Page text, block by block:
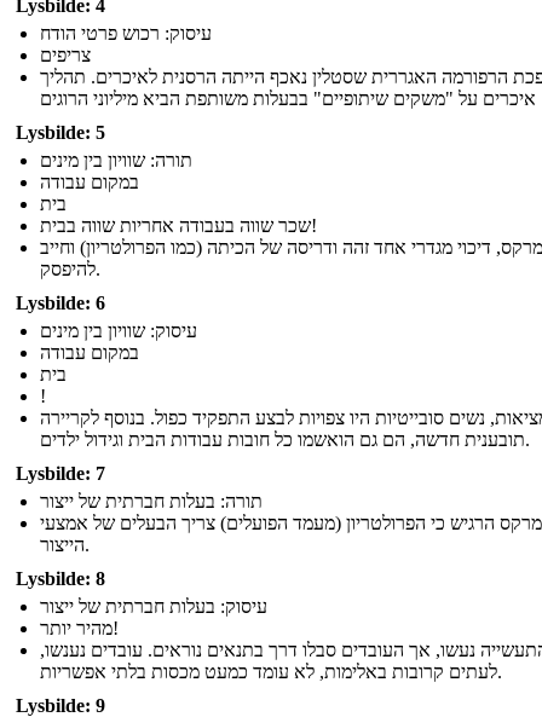
Lysbilde: 4
עיסוק: רכוש פרטי הודח
צריפים
הרפורמה האגררית שסטלין נאכף הייתה הרסנית לאיכרים. תהליך
Lysbilde: 5
תורה: שוויון בין מינים
במקום עבודה
בית
שכר שווה בעבודה אחריות שווה בבית!
דיכוי מגדרי אחד זהה ודריסה של הכיתה (כמו הפרולטריון) וחייב
להיפסק.
Lysbilde: 6
עיסוק: שוויון בין מינים
במקום עבודה
בית
!
נשים סובייטיות היו צפויות לבצע התפקיד כפול. בנוסף לקריירה
תובענית חדשה, הם גם הואשמו כל חובות עבודות הבית וגידול ילדים.
Lysbilde: 7
תורה: בעלות חברתית של ייצור
מרקס הרגיש כי הפרולטריון (מעמד הפועלים) צריך הבעלים של אמצעי
הייצור.
Lysbilde: 8
עיסוק: בעלות חברתית של ייצור
מהיר יותר!
נעשו, אך העובדים סבלו דרך בתנאים נוראים. עובדים נענשו,
לעתים קרובות באלימות, לא עומד כמעט מכסות בלתי אפשריות.
Lysbilde: 9